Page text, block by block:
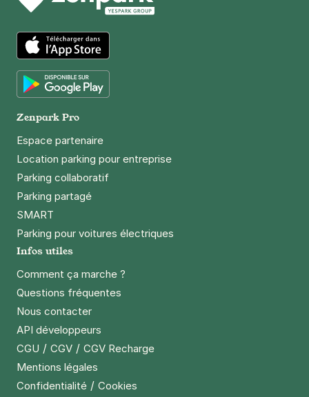
+ Abonnements disponibles
App Store
Zenpark Pro
Espace partenaire
Location parking pour entreprise
Parking collaboratif
Parking partagé
SMART
Parking pour voitures électriques
Infos utiles
Comment ça marche ?
Questions fréquentes
Nous contacter
API développeurs
CGU / CGV / CGV Recharge
Mentions légales
Confidentialité / Cookies